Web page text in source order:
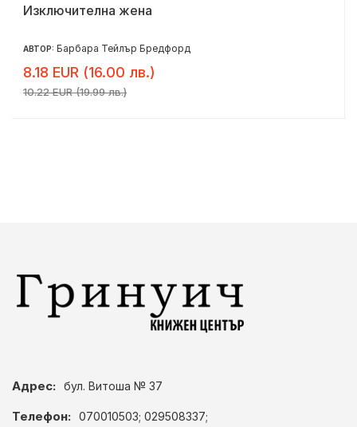
Изключителна жена
АВТОР: Барбара Тейлър Бредфорд
8.18 EUR (16.00 лв.)
10.22 EUR (19.99 лв.)
Адрес: бул. Витоша № 37
Телефон: 070010503; 029508337;